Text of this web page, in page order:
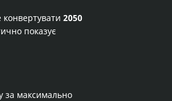
2050
показує
за максимально